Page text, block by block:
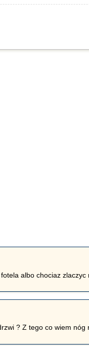
albo chociaz zlaczyc
? Z tego co wiem